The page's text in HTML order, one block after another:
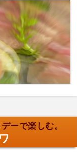
ーで楽しむ。